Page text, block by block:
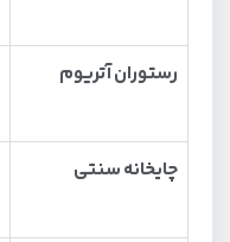
رستوران آتریوم
چایخانه سنتی